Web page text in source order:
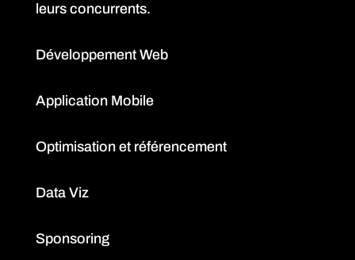
leurs concurrents.
Développement Web
Application Mobile
Optimisation et référencement
Data Viz
Sponsoring